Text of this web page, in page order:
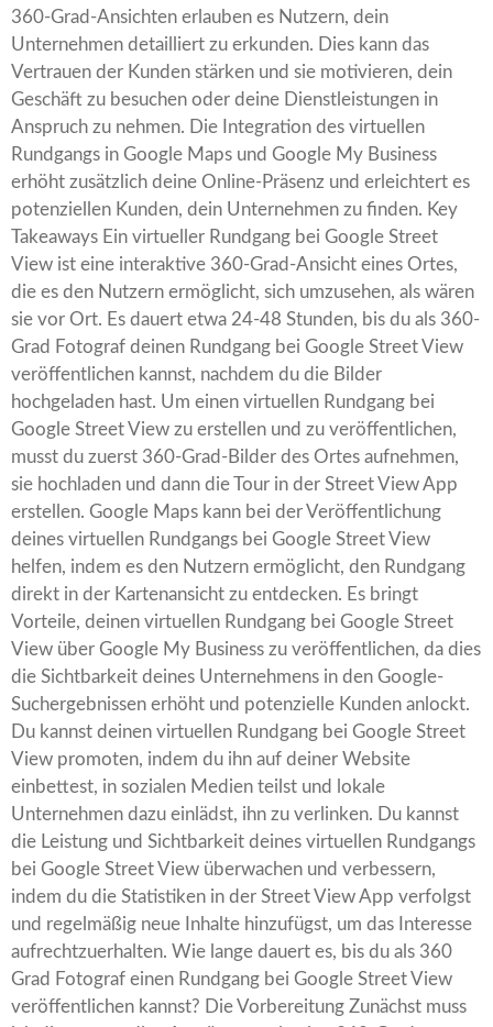
360-Grad-Ansichten erlauben es Nutzern, dein
Unternehmen detailliert zu erkunden. Dies kann das
Vertrauen der Kunden stärken und sie motivieren, dein
Geschäft zu besuchen oder deine Dienstleistungen in
Anspruch zu nehmen. Die Integration des virtuellen
Rundgangs in Google Maps und Google My Business
erhöht zusätzlich deine Online-Präsenz und erleichtert es
potenziellen Kunden, dein Unternehmen zu finden. Key
Takeaways Ein virtueller Rundgang bei Google Street
View ist eine interaktive 360-Grad-Ansicht eines Ortes,
die es den Nutzern ermöglicht, sich umzusehen, als wären
sie vor Ort. Es dauert etwa 24-48 Stunden, bis du als 360-
Grad Fotograf deinen Rundgang bei Google Street View
veröffentlichen kannst, nachdem du die Bilder
hochgeladen hast. Um einen virtuellen Rundgang bei
Google Street View zu erstellen und zu veröffentlichen,
musst du zuerst 360-Grad-Bilder des Ortes aufnehmen,
sie hochladen und dann die Tour in der Street View App
erstellen. Google Maps kann bei der Veröffentlichung
deines virtuellen Rundgangs bei Google Street View
helfen, indem es den Nutzern ermöglicht, den Rundgang
direkt in der Kartenansicht zu entdecken. Es bringt
Vorteile, deinen virtuellen Rundgang bei Google Street
View über Google My Business zu veröffentlichen, da dies
die Sichtbarkeit deines Unternehmens in den Google-
Suchergebnissen erhöht und potenzielle Kunden anlockt.
Du kannst deinen virtuellen Rundgang bei Google Street
View promoten, indem du ihn auf deiner Website
einbettest, in sozialen Medien teilst und lokale
Unternehmen dazu einlädst, ihn zu verlinken. Du kannst
die Leistung und Sichtbarkeit deines virtuellen Rundgangs
bei Google Street View überwachen und verbessern,
indem du die Statistiken in der Street View App verfolgst
und regelmäßig neue Inhalte hinzufügst, um das Interesse
aufrechtzuerhalten. Wie lange dauert es, bis du als 360
Grad Fotograf einen Rundgang bei Google Street View
veröffentlichen kannst? Die Vorbereitung Zunächst muss